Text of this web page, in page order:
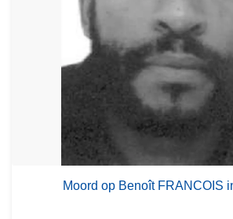
Moord op Benoît FRANCOIS